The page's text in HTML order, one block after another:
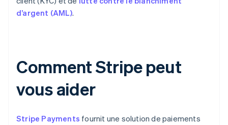
d’argent (AML).
Comment Stripe peut
vous aider
Stripe Payments fournit une solution de paiements